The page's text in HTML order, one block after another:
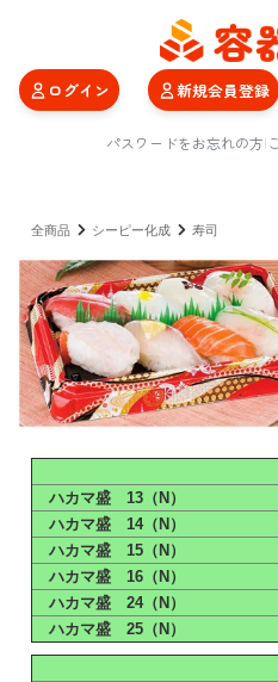
ログイン 新規会員登録
パスワードをお忘れの方|
全商品 シーピー化成 寿司
ハカマ盛 13（N）
ハカマ盛 14（N）
ハカマ盛 15（N）
ハカマ盛 16（N）
ハカマ盛 24（N）
ハカマ盛 25（N）